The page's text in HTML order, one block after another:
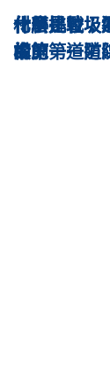
什麼是垃圾
的第一道防
什麼是垃圾
中的第一道
化學挑戰：
設施
材料比較：
構
訊息